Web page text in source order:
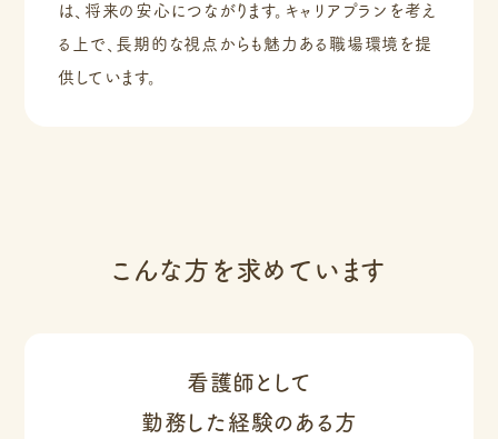
は、将来の安心につながります。キャリアプランを考え
る上で、長期的な視点からも魅力ある職場環境を提
供しています。
こんな方を求めています
看護師として
勤務した経験のある方